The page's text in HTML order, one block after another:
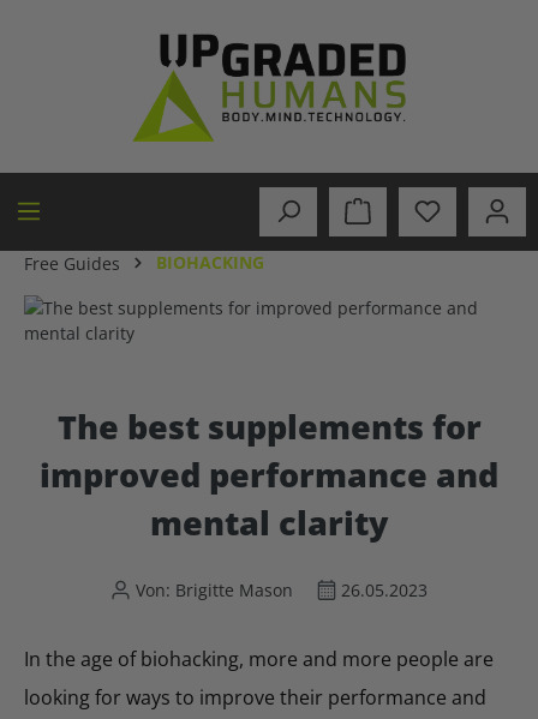
Free Guides BIOHACKING
The best supplements for
improved performance and
mental clarity
Von: Brigitte Mason 26.05.2023
In the age of biohacking, more and more people are
looking for ways to improve their performance and